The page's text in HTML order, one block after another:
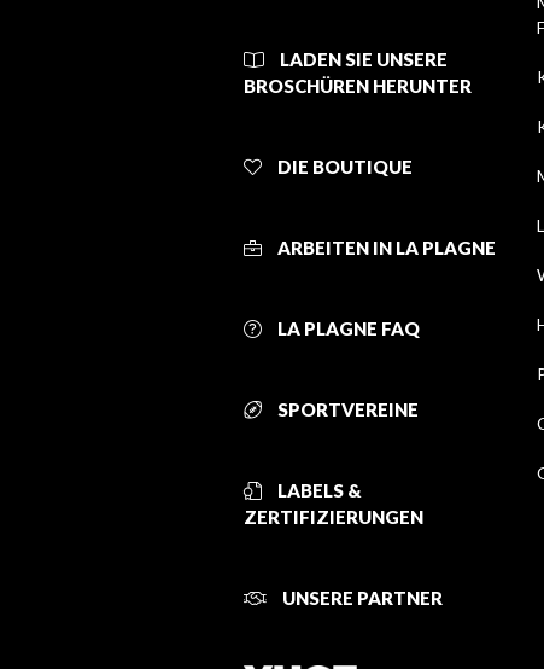
LADEN SIE UNSERE
BROSCHÜREN HERUNTER
DIE BOUTIQUE
ARBEITEN IN LA PLAGNE
LA PLAGNE FAQ
SPORTVEREINE
LABELS &
ZERTIFIZIERUNGEN
UNSERE PARTNER